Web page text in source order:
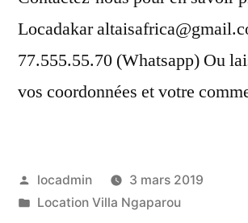
Locadakar
77.555.55.70 (Whatsapp) Ou
vos coordonnées et votre
Publié
par
locadmin
3 mars 2019
Publié
Location Villa Ngaparou